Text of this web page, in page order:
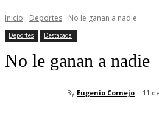
Inicio Deportes No le ganan a nadie
Deportes Destacada
No le ganan a nadie
By Eugenio Cornejo 11